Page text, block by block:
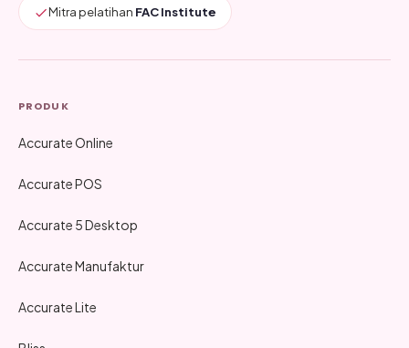
Mitra pelatihan FAC Institute
PRODUK
Accurate Online
Accurate POS
Accurate 5 Desktop
Accurate Manufaktur
Accurate Lite